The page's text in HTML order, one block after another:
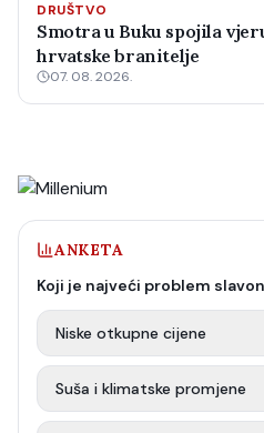
DRUŠTVO
Smotra u Buku spojila
hrvatske branitelje
07. 08. 2026.
ANKETA
Koji je najveći problem
Niske otkupne cijene
Suša i klimatske promjene